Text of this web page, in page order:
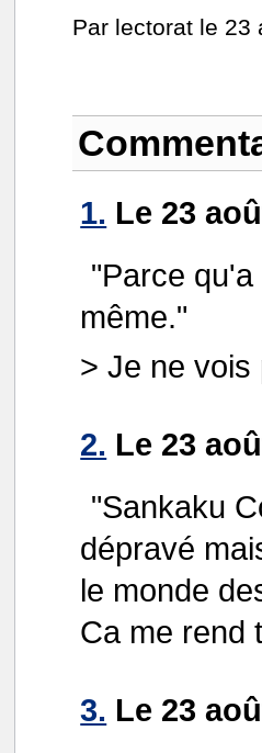
Par lectorat le
1. Le 23
"Parce
même."
> Je ne vois
2. Le 23
"Sankaku
dépravé
le monde
Ca me rend
3. Le 23